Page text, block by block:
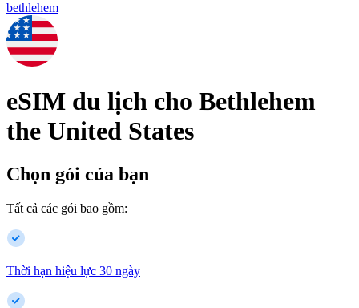
bethlehem
eSIM du lịch cho Bethlehem
the United States
Chọn gói của bạn
Tất cả các gói bao gồm:
Thời hạn hiệu lực 30 ngày